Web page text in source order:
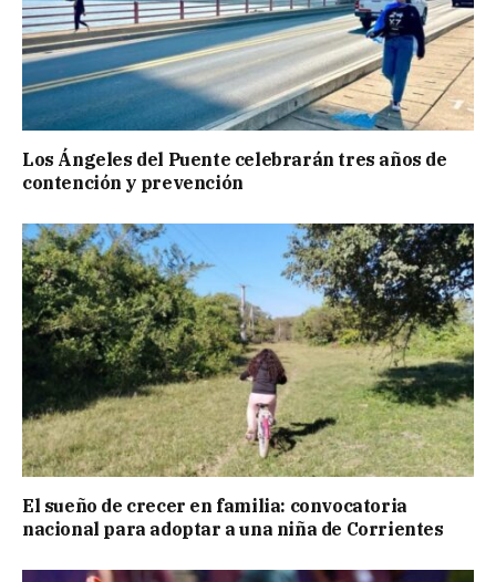
Los Ángeles del Puente celebrarán tres años de
contención y prevención
El sueño de crecer en familia: convocatoria
nacional para adoptar a una niña de Corrientes